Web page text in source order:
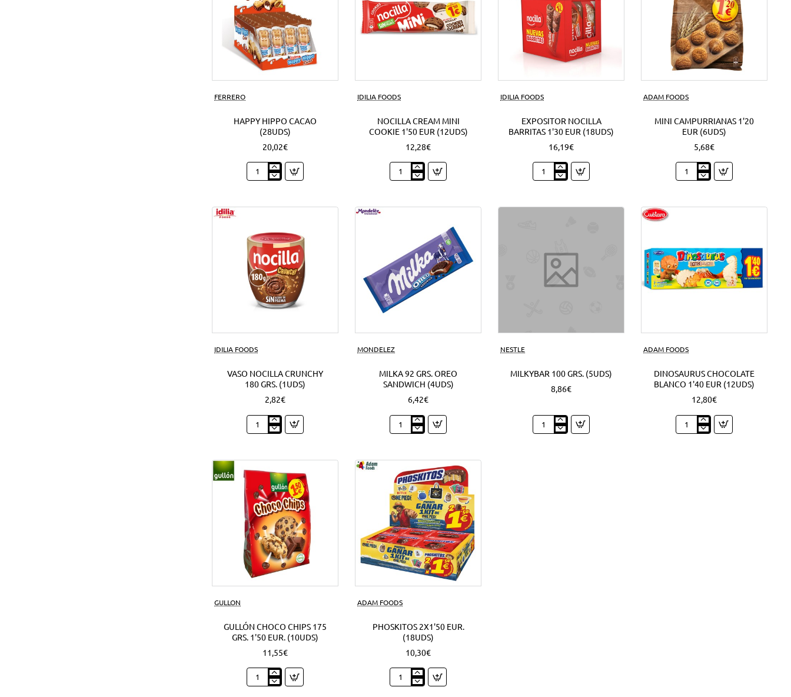
FERRERO
HAPPY HIPPO CACAO
(28UDS)
20,02€
Happy
IDILIA FOODS
NOCILLA CREAM MINI
COOKIE 1'50 EUR (12UDS)
12,28€
Nocilla
IDILIA FOODS
EXPOSITOR NOCILLA
BARRITAS 1'30 EUR (18UDS)
16,19€
Expositor
ADAM FOODS
MINI CAMPURRIANAS 1'20
EUR (6UDS)
5,68€
Mini
IDILIA FOODS
VASO NOCILLA CRUNCHY
180 GRS. (1UDS)
2,82€
Vaso
Nocilla
(1Uds)
MONDELEZ
MILKA 92 GRS. OREO
SANDWICH (4UDS)
6,42€
Milka
92
(4Uds)
NESTLE
MILKYBAR 100 GRS. (5UDS)
8,86€
Milkybar
100
ADAM FOODS
DINOSAURUS CHOCOLATE
BLANCO 1'40 EUR (12UDS)
12,80€
Dinosaurus
Chocolate
GULLON
GULLÓN CHOCO CHIPS 175
GRS. 1'50 EUR. (10UDS)
11,55€
Gullón
ADAM FOODS
PHOSKITOS 2X1'50 EUR.
(18UDS)
10,30€
Phoskitos